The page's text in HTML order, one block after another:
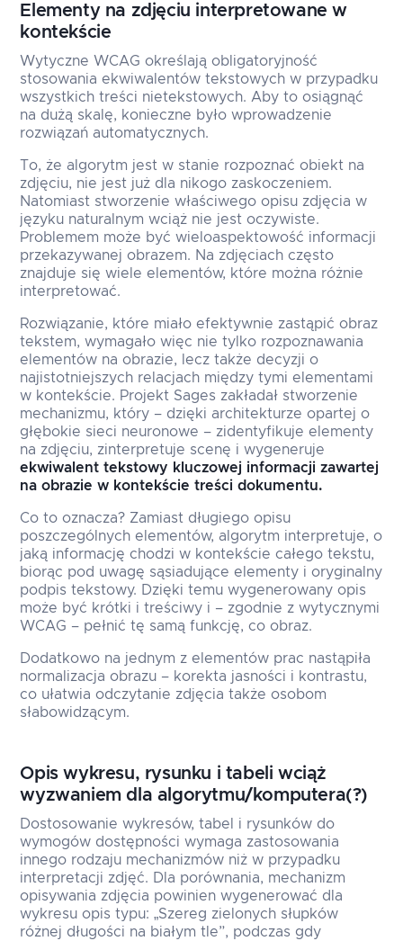
Elementy na zdjęciu interpretowane w
kontekście
Wytyczne WCAG określają obligatoryjność
stosowania ekwiwalentów tekstowych w przypadku
wszystkich treści nietekstowych. Aby to osiągnąć
na dużą skalę, konieczne było wprowadzenie
rozwiązań automatycznych.
To, że algorytm jest w stanie rozpoznać obiekt na
zdjęciu, nie jest już dla nikogo zaskoczeniem.
Natomiast stworzenie właściwego opisu zdjęcia w
języku naturalnym wciąż nie jest oczywiste.
Problemem może być wieloaspektowość informacji
przekazywanej obrazem. Na zdjęciach często
znajduje się wiele elementów, które można różnie
interpretować.
Rozwiązanie, które miało efektywnie zastąpić obraz
tekstem, wymagało więc nie tylko rozpoznawania
elementów na obrazie, lecz także decyzji o
najistotniejszych relacjach między tymi elementami
w kontekście. Projekt Sages zakładał stworzenie
mechanizmu, który – dzięki architekturze opartej o
głębokie sieci neuronowe – zidentyfikuje elementy
na zdjęciu, zinterpretuje scenę i wygeneruje
ekwiwalent tekstowy kluczowej informacji zawartej
na obrazie w kontekście treści dokumentu.
Co to oznacza? Zamiast długiego opisu
poszczególnych elementów, algorytm interpretuje, o
jaką informację chodzi w kontekście całego tekstu,
biorąc pod uwagę sąsiadujące elementy i oryginalny
podpis tekstowy. Dzięki temu wygenerowany opis
może być krótki i treściwy i – zgodnie z wytycznymi
WCAG – pełnić tę samą funkcję, co obraz.
Dodatkowo na jednym z elementów prac nastąpiła
normalizacja obrazu – korekta jasności i kontrastu,
co ułatwia odczytanie zdjęcia także osobom
słabowidzącym.
Opis wykresu, rysunku i tabeli wciąż
wyzwaniem dla algorytmu/komputera(?)
Dostosowanie wykresów, tabel i rysunków do
wymogów dostępności wymaga zastosowania
innego rodzaju mechanizmów niż w przypadku
interpretacji zdjęć. Dla porównania, mechanizm
opisywania zdjęcia powinien wygenerować dla
wykresu opis typu: „Szereg zielonych słupków
różnej długości na białym tle”, podczas gdy